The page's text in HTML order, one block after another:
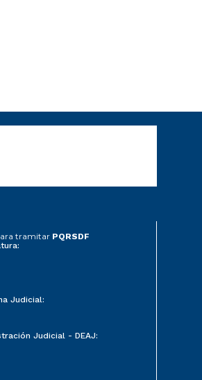
tramitar PQRSDF
Judicial:
Judicial - DEAJ: